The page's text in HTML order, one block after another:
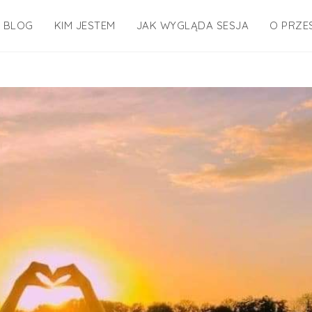
BLOG KIM JESTEM JAK WYGLĄDA SESJA O